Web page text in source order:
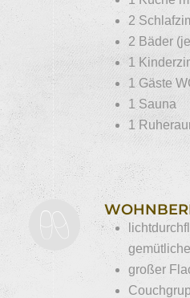
2
2 Bäder
1
1 Gäste
1 Sauna
1
großer